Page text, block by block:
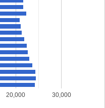
20,000 30,000